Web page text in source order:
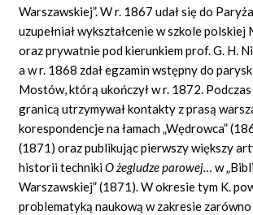
Warszawskiej”. W r. 1867 udał się do
uzupełniał wykształcenie w szkole
oraz prywatnie pod kierunkiem prof.G. H.
a w r. 1868 zdał egzamin wstępny do
Mostów, którą ukończył w r. 1872.
granicą utrzymywał kontakty z prasą
korespondencje na łamach „Wędrowca”
(1871) oraz publikując pierwszy większy
historii technikiO żegludze parowej…w
Warszawskiej” (1871). W okresie tym K.
problematyką naukową w zakresie zarówno